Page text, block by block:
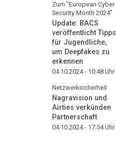
Zum "European Cyber
Security Month 2024"
Update: BACS
veröffentlicht Tipps
für Jugendliche,
um Deepfakes zu
erkennen
04.10.2024 - 10:48 Uhr
Netzwerksicherheit
Nagravision und
Airties verkünden
Partnerschaft
04.10.2024 - 17:54Uhr